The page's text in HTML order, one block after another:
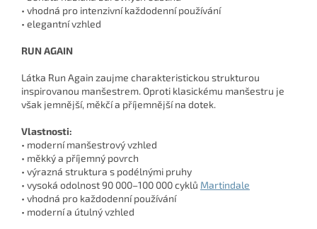
• vhodná pro intenzivní každodenní používání
• elegantní vzhled
RUN AGAIN
Látka Run Again zaujme charakteristickou strukturou
inspirovanou manšestrem. Oproti klasickému manšestru je
však jemnější, měkčí a příjemnější na dotek.
Vlastnosti:
• moderní manšestrový vzhled
• měkký a příjemný povrch
• výrazná struktura s podélnými pruhy
• vysoká odolnost 90 000–100 000 cyklů Martindale
• vhodná pro každodenní používání
• moderní a útulný vzhled